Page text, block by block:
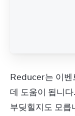
Reducer는 이벤
데 도움이 됩니
부딪힐지도 모릅